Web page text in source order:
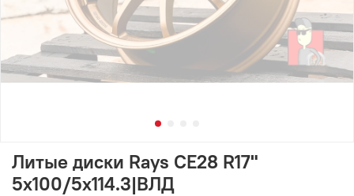
Литые диски Rays CE28 R17"
5x100/5x114.3|ВЛД